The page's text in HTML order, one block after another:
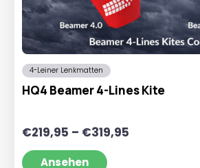
4-Leiner Lenkmatten
HQ4 Beamer 4-Lines Kite
€219,95 – €319,95Preisspanne:
Ansehen